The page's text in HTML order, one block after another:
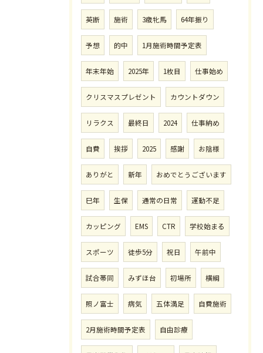
英断 施術 3歳牝馬 64年振り
予想 的中 1月施術時間予定表
年末年始 2025年 1枚目 仕事始め
クリスマスプレゼント カウントダウン
リラクス 最終日 2024 仕事納め
自費 挨拶 2025 感謝 お陰様
ありがと 新年 おめでとうございます
巳年 生保 通常の日常 運動不足
カッピング EMS CTR 学校始まる
スポーツ 徒歩5分 祝日 午前中
試合帯同 みずほ台 初場所 横綱
照ノ富士 病気 五体満足 自費施術
2月施術時間予定表 自由診療